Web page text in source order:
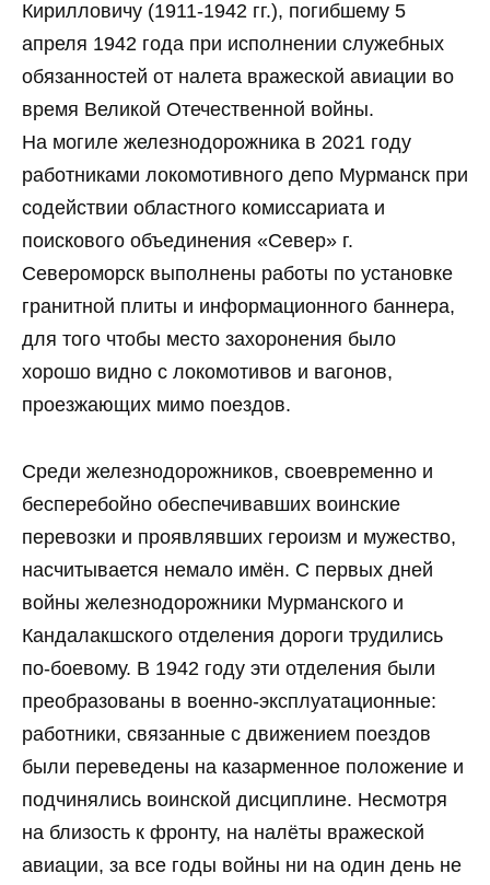
Кирилловичу (1911-1942 гг.), погибшему 5
апреля 1942 года при исполнении служебных
обязанностей от налета вражеской авиации во
время Великой Отечественной войны.
На могиле железнодорожника в 2021 году
работниками локомотивного депо Мурманск при
содействии областного комиссариата и
поискового объединения «Север» г.
Североморск выполнены работы по установке
гранитной плиты и информационного баннера,
для того чтобы место захоронения было
хорошо видно с локомотивов и вагонов,
проезжающих мимо поездов.
Среди железнодорожников, своевременно и
бесперебойно обеспечивавших воинские
перевозки и проявлявших героизм и мужество,
насчитывается немало имён. С первых дней
войны железнодорожники Мурманского и
Кандалакшского отделения дороги трудились
по-боевому. В 1942 году эти отделения были
преобразованы в военно-эксплуатационные:
работники, связанные с движением поездов
были переведены на казарменное положение и
подчинялись воинской дисциплине. Несмотря
на близость к фронту, на налёты вражеской
авиации, за все годы войны ни на один день не